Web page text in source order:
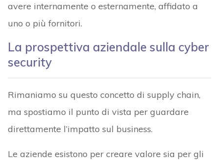
avere internamente o esternamente, affidato a
uno o più fornitori.
La prospettiva aziendale sulla cyber
security
Rimaniamo su questo concetto di supply chain,
ma spostiamo il punto di vista per guardare
direttamente l’impatto sul business.
Le aziende esistono per creare valore sia per gli